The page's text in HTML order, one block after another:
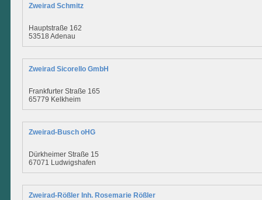
Zweirad Schmitz
Hauptstraße 162
53518 Adenau
Zweirad Sicorello GmbH
Frankfurter Straße 165
65779 Kelkheim
Zweirad-Busch oHG
Dürkheimer Straße 15
67071 Ludwigshafen
Zweirad-Rößler Inh. Rosemarie Rößler